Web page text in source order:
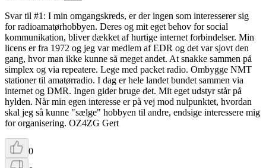
Svar til #1: I min omgangskreds, er der ingen som interesserer sig
for radioamatørhobbyen. Deres og mit eget behov for social
kommunikation, bliver dækket af hurtige internet forbindelser. Min
licens er fra 1972 og jeg var medlem af EDR og det var sjovt den
gang, hvor man ikke kunne så meget andet. At snakke sammen på
simplex og via repeatere. Lege med packet radio. Ombygge NMT
stationer til amatørradio. I dag er hele landet bundet sammen via
internet og DMR. Ingen gider bruge det. Mit eget udstyr står på
hylden. Når min egen interesse er på vej mod nulpunktet, hvordan
skal jeg så kunne "sælge" hobbyen til andre, endsige interessere mig
for organisering. OZ4ZG Gert
0